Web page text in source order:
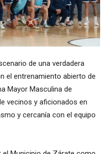
de una verdadera
el entrenamiento abierto de
Mayor Masculina de
vecinos y aficionados en
y cercanía con el equipo